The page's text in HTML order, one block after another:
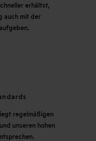
erhältst,
auch mit der
regelmäßigen
unseren hohen